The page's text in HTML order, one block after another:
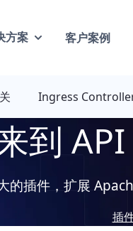
方案 客户案例
Ingress
到
的插件，扩展
插